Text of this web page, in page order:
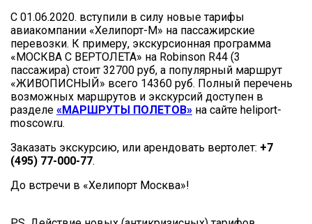
С 01.06.2020. вступили в силу новые тарифы
авиакомпании «Хелипорт-М» на пассажирские
перевозки. К примеру, экскурсионная программа
«МОСКВА С ВЕРТОЛЕТА» на Robinson R44 (3
пассажира) стоит 32700 руб, а популярный маршрут
«ЖИВОПИСНЫЙ» всего 14360 руб. Полный перечень
возможных маршрутов и экскурсий доступен в
разделе «МАРШРУТЫ ПОЛЕТОВ» на сайте heliport-
moscow.ru.
Заказать экскурсию, или арендовать вертолет: +7
(495) 77-000-77.
До встречи в «Хелипорт Москва»!